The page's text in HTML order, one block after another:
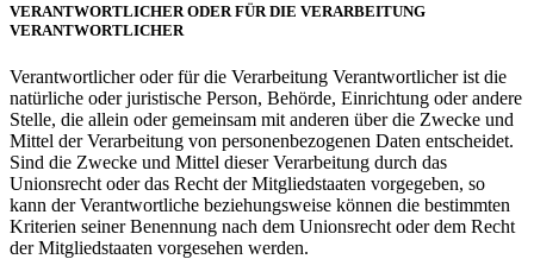
VERANTWORTLICHER ODER FÜR DIE VERARBEITUNG
VERANTWORTLICHER
Verantwortlicher oder für die Verarbeitung Verantwortlicher ist die
natürliche oder juristische Person, Behörde, Einrichtung oder andere
Stelle, die allein oder gemeinsam mit anderen über die Zwecke und
Mittel der Verarbeitung von personenbezogenen Daten entscheidet.
Sind die Zwecke und Mittel dieser Verarbeitung durch das
Unionsrecht oder das Recht der Mitgliedstaaten vorgegeben, so
kann der Verantwortliche beziehungsweise können die bestimmten
Kriterien seiner Benennung nach dem Unionsrecht oder dem Recht
der Mitgliedstaaten vorgesehen werden.